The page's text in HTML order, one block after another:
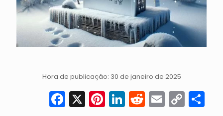
Hora de publicação: 30 de janeiro de 2025
Facebook
X Pinterest
LinkedIn
Reddit
Email